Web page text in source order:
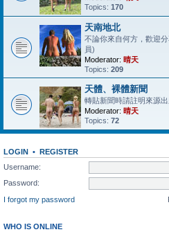
Topics: 170
天南地北
不論你來自何方，歡迎
員)
Moderator: 晴天
Topics: 209
天體、裸體新聞
轉貼新聞時請註明來源
Moderator: 晴天
Topics: 72
LOGIN • REGISTER
Username:
Password:
I forgot my password
WHO IS ONLINE